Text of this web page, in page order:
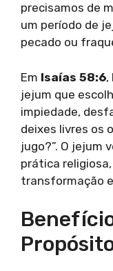
precisamos de
um período de
pecado ou
Em Isaías 58:6,
jejum que
impiedade,
deixes livres os
jugo?”. O jejum
prática
transformação